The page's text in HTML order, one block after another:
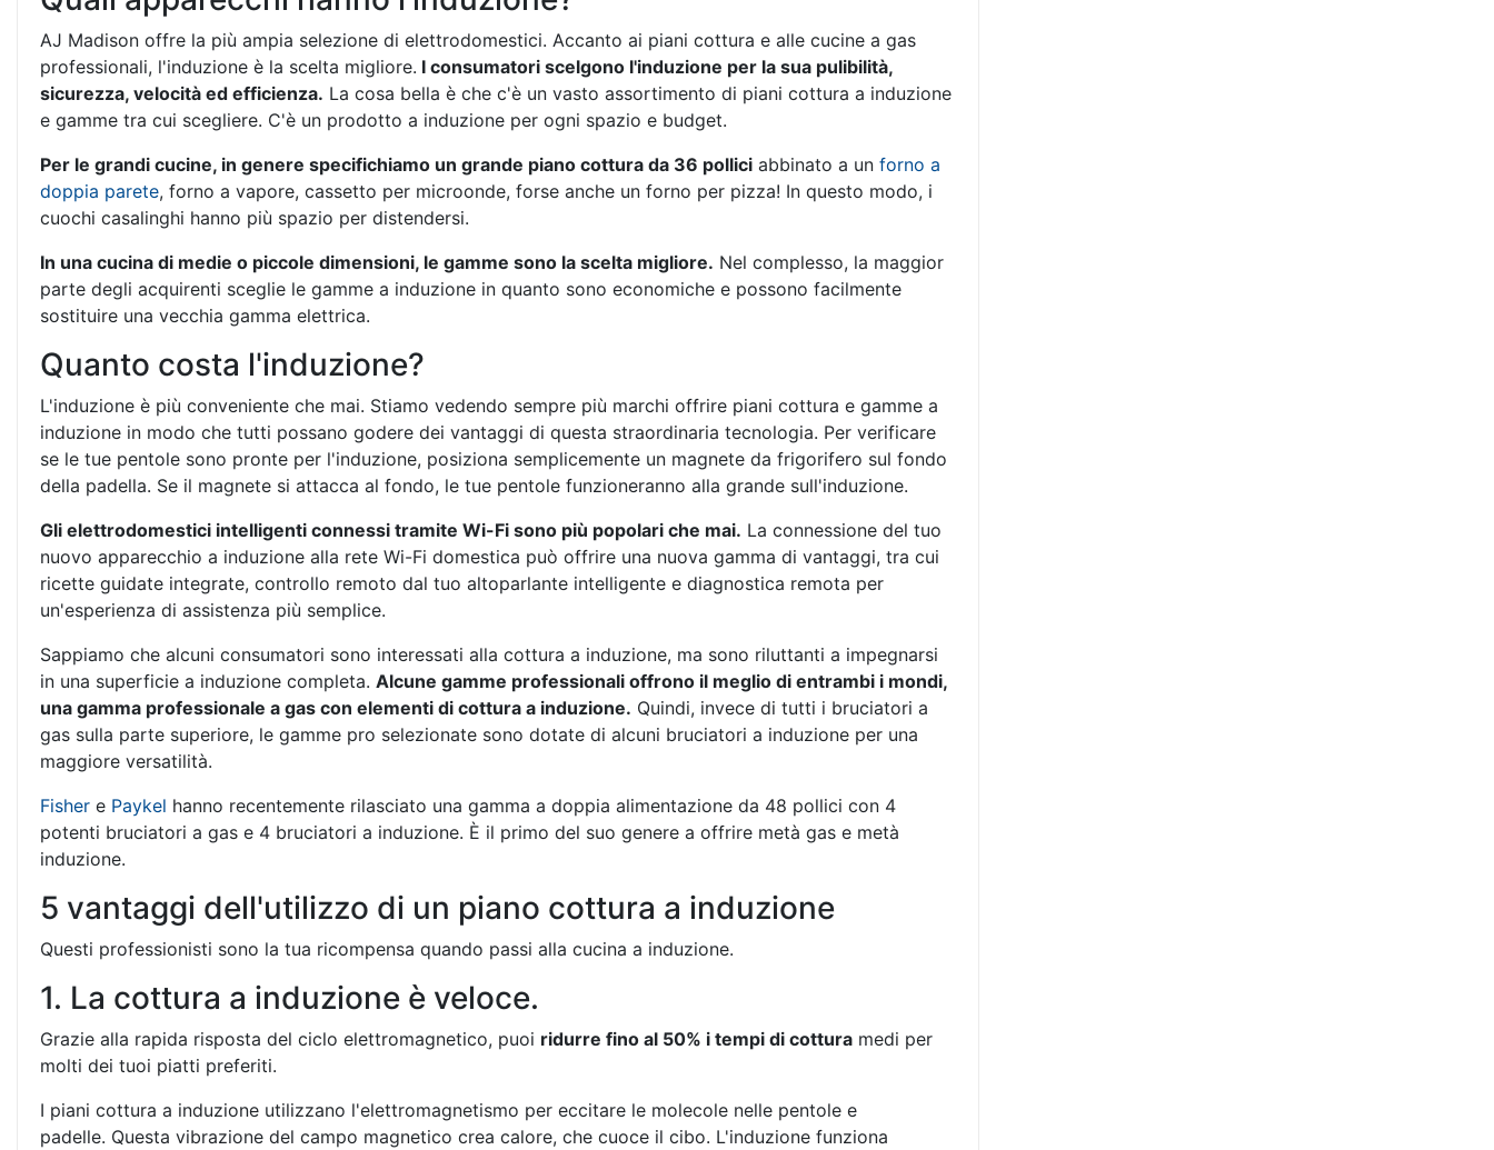
AJ Madison offre la più ampia selezione di elettrodomestici. Accanto ai piani cottura e alle cucine a gas
professionali, l'induzione è la scelta migliore. I consumatori scelgono l'induzione per la sua pulibilità,
sicurezza, velocità ed efficienza. La cosa bella è che c'è un vasto assortimento di piani cottura a induzione
e gamme tra cui scegliere. C'è un prodotto a induzione per ogni spazio e budget.
Per le grandi cucine, in genere specifichiamo un grande piano cottura da 36 pollici abbinato a un forno a
doppia parete, forno a vapore, cassetto per microonde, forse anche un forno per pizza! In questo modo, i
cuochi casalinghi hanno più spazio per distendersi.
In una cucina di medie o piccole dimensioni, le gamme sono la scelta migliore. Nel complesso, la maggior
parte degli acquirenti sceglie le gamme a induzione in quanto sono economiche e possono facilmente
sostituire una vecchia gamma elettrica.
Quanto costa l'induzione?
L'induzione è più conveniente che mai. Stiamo vedendo sempre più marchi offrire piani cottura e gamme a
induzione in modo che tutti possano godere dei vantaggi di questa straordinaria tecnologia. Per verificare
se le tue pentole sono pronte per l'induzione, posiziona semplicemente un magnete da frigorifero sul fondo
della padella. Se il magnete si attacca al fondo, le tue pentole funzioneranno alla grande sull'induzione.
Gli elettrodomestici intelligenti connessi tramite Wi-Fi sono più popolari che mai. La connessione del tuo
nuovo apparecchio a induzione alla rete Wi-Fi domestica può offrire una nuova gamma di vantaggi, tra cui
ricette guidate integrate, controllo remoto dal tuo altoparlante intelligente e diagnostica remota per
un'esperienza di assistenza più semplice.
Sappiamo che alcuni consumatori sono interessati alla cottura a induzione, ma sono riluttanti a impegnarsi
in una superficie a induzione completa. Alcune gamme professionali offrono il meglio di entrambi i mondi,
una gamma professionale a gas con elementi di cottura a induzione. Quindi, invece di tutti i bruciatori a
gas sulla parte superiore, le gamme pro selezionate sono dotate di alcuni bruciatori a induzione per una
maggiore versatilità.
Fisher e Paykel hanno recentemente rilasciato una gamma a doppia alimentazione da 48 pollici con 4
potenti bruciatori a gas e 4 bruciatori a induzione. È il primo del suo genere a offrire metà gas e metà
induzione.
5 vantaggi dell'utilizzo di un piano cottura a induzione
Questi professionisti sono la tua ricompensa quando passi alla cucina a induzione.
1. La cottura a induzione è veloce.
Grazie alla rapida risposta del ciclo elettromagnetico, puoi ridurre fino al 50% i tempi di cottura medi per
molti dei tuoi piatti preferiti.
I piani cottura a induzione utilizzano l'elettromagnetismo per eccitare le molecole nelle pentole e
padelle. Questa vibrazione del campo magnetico crea calore, che cuoce il cibo. L'induzione funziona